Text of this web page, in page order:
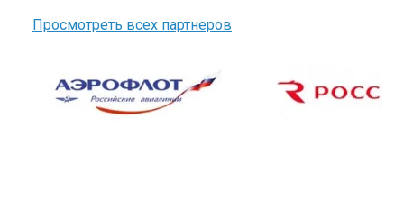
Просмотреть всех партнеров